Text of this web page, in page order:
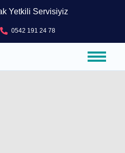
Yetkili Servisiyiz
0542 191 24 78